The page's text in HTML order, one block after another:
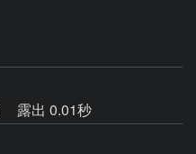
露出 0.01秒